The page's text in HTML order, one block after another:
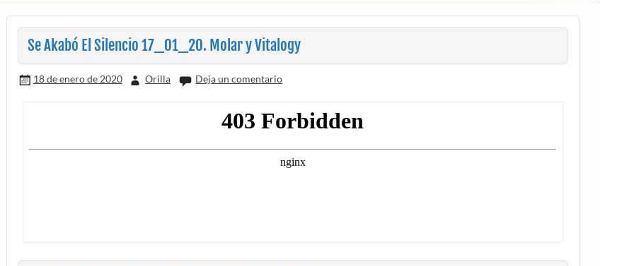
Se Akabó El Silencio 17_01_20. Molar y Vitalogy
18 de enero de 2020 Orilla Deja un comentario